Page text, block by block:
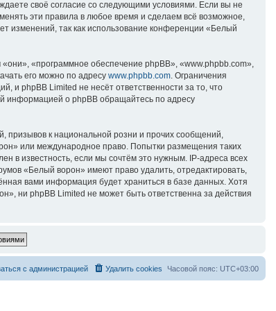
своё согласие со следующими условиями. Если вы не
эти правила в любое время и сделаем всё возможное,
изменений, так как использование конференции «Белый
«программное обеспечение phpBB», «www.phpbb.com»,
его можно по адресуwww.phpbb.com. Ограничения
и phpBB Limited не несёт ответственности за то, что
информацией о phpBB обращайтесь по адресу
призывов к национальной розни и прочих сообщений,
или международное право. Попытки размещения таких
в известность, если мы сочтём это нужным. IP-адреса всех
«Белый ворон» имеют право удалить, отредактировать,
вами информация будет храниться в базе данных. Хотя
ни phpBB Limited не может быть ответственна за действия
Часовой пояс: UTC+03:00
Удалить cookies
с администрацией